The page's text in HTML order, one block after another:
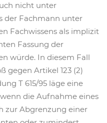
nicht unter
der Fachmann unter
Fachwissens als implizit
Fassung der
würde. In diesem Fall
gegen Artikel 123 (2)
T 615/95 läge eine
die Aufnahme eines
zur Abgrenzung einer